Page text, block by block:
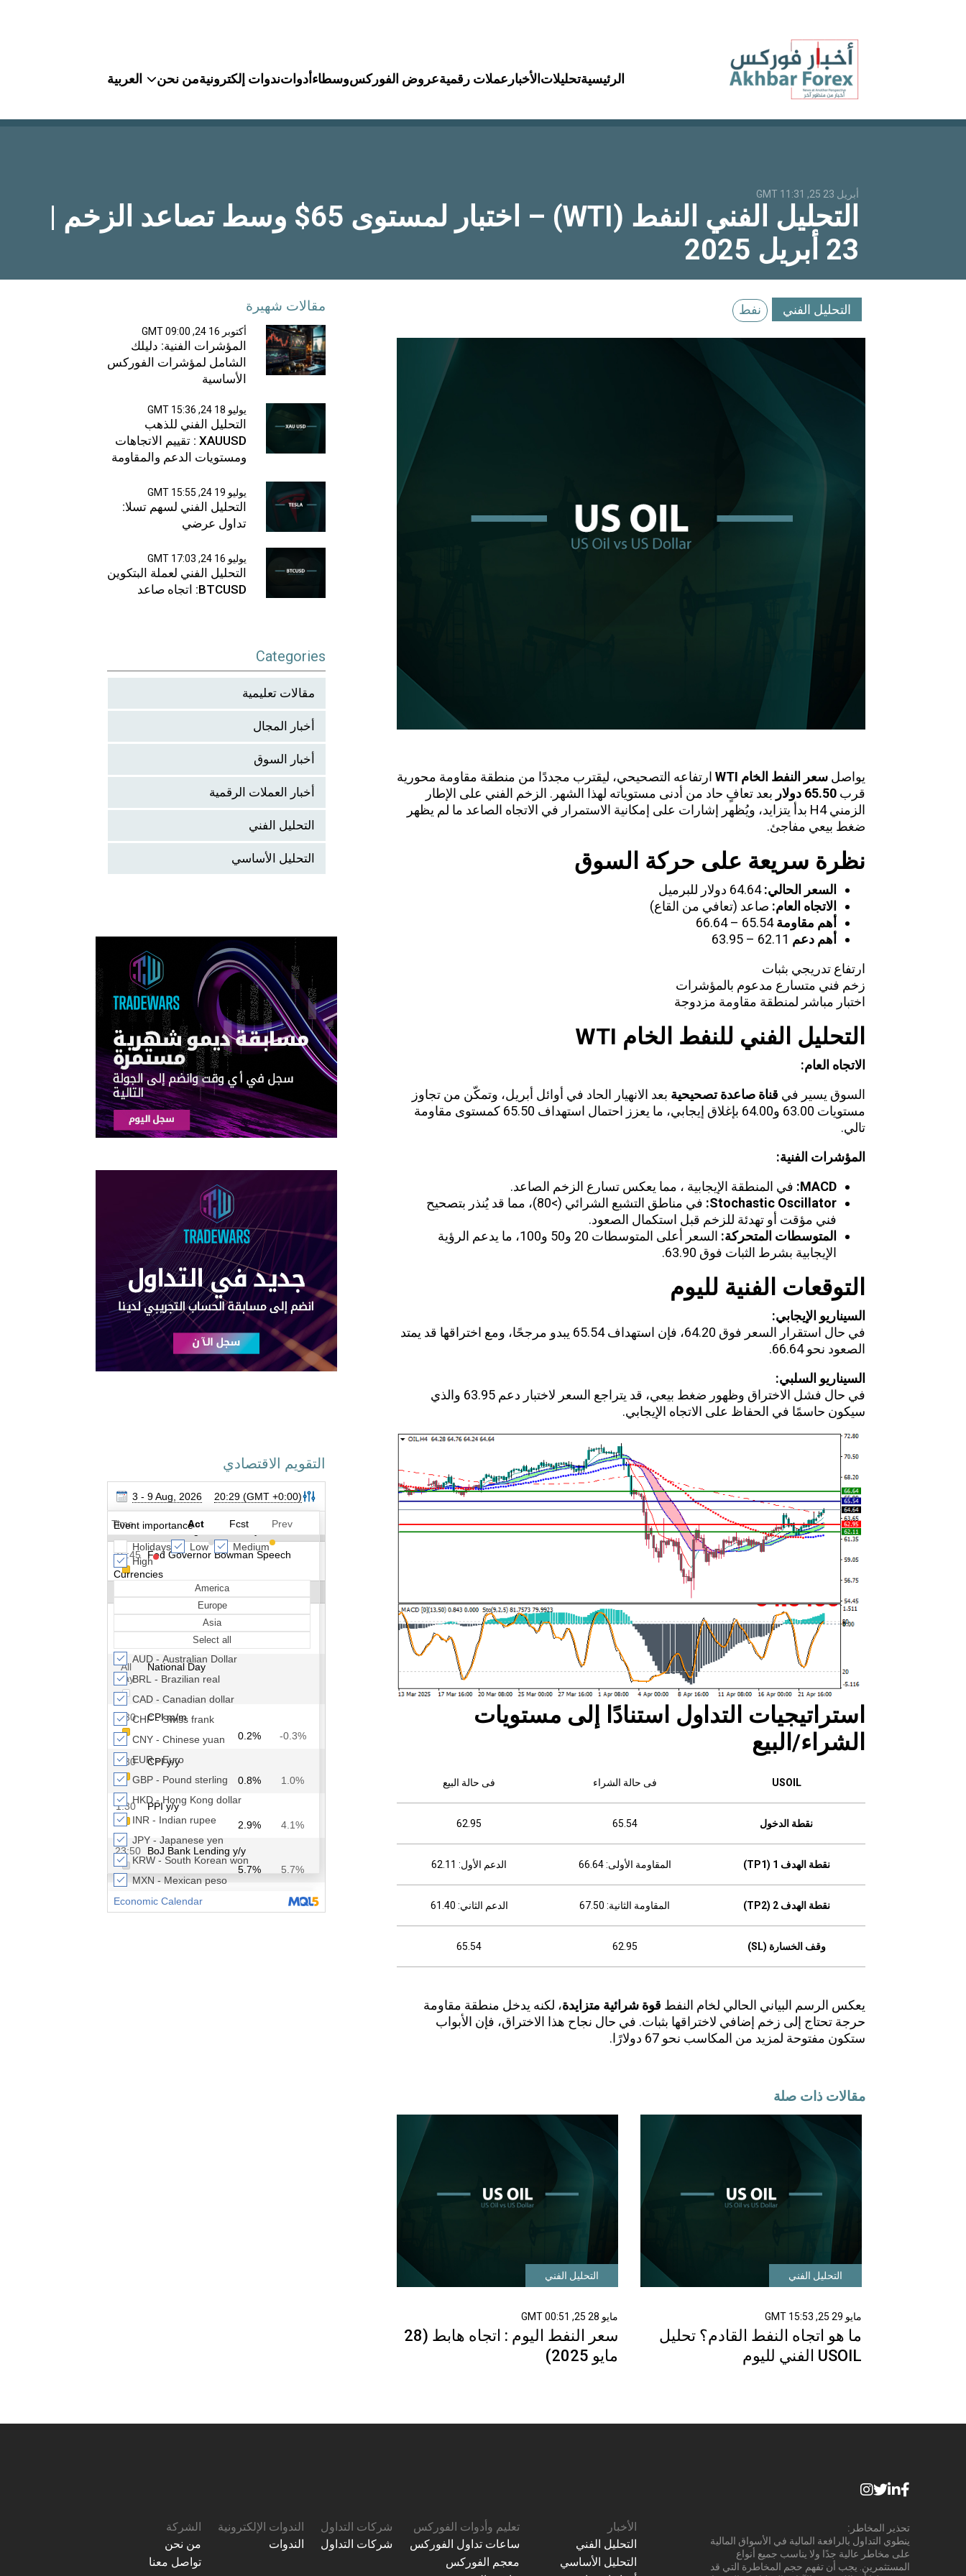
الرئيسيةتحليلات الأخبار عملات رقميةعروض الفوركسوسطاءأدواتندوات إلكترونيةمن نحن العربية
أبريل 23 25, 11:31 GMT
التحليل الفني النفط (WTI) – اختبار لمستوى 65$ وسط تصاعد الزخم |
23 أبريل 2025
التحليل الفني نفط
يواصلسعر النفط الخام
ارتفاعه التصحيحي، ليقترب مجددًا من منطقة مقاومة محورية
قرب65.50 دولار بعد تعافٍ حاد من أدنى مستوياته لهذا الشهر. الزخم الفني على الإطار
الزمني H4 بدأ يتزايد، ويُظهر إشارات على إمكانية الاستمرار في الاتجاه الصاعد ما لم يظهر
ضغط بيعي مفاجئ.
نظرة سريعة على حركة السوق
السعر الحالي:64.64 دولار للبرميل
الاتجاه العام: صاعد (تعافي من القاع)
أهم مقاومة65.54 – 66.64
أهم دعم
ارتفاع تدريجي بثبات
زخم فني متسارع مدعوم بالمؤشرات
اختبار مباشر لمنطقة مقاومة مزدوجة
التحليل الفني للنفط الخام
الاتجاه العام:
السوق يسير في قناةصاعدةتصحيحية بعد الانهيار الحاد في أوائل أبريل، وتمكّن من تجاوز
مستويات 63.00 و64.00 بإغلاق إيجابي، ما يعزز احتمال استهداف 65.50 كمستوى مقاومة
تالي.
المؤشرات الفنية:
MACD: في المنطقة الإيجابية ، مما يعكس تسارع الزخم الصاعد.
Stochastic Oscillator:
في مناطق التشبع الشرائي (>80)، مما قد يُنذر بتصحيح
فني مؤقت أو تهدئة للزخم قبل استكمال الصعود.
المتوسطات المتحركة:
السعر أعلى المتوسطات 20 و50 و100، ما يدعم الرؤية
الإيجابية بشرط الثبات فوق 63.90.
التوقعات الفنية لليوم
السيناريو الإيجابي:
في حال استقرار السعر فوق 64.20، فإن استهداف 65.54 يبدو مرجحًا، ومع اختراقها قد يمتد
الصعود نحو 66.64.
السيناريو السلبي:
في حال فشل الاختراق وظهور ضغط بيعي، قد يتراجع السعر لاختبار دعم 63.95 والذي
سيكون حاسمًا في الحفاظ على الاتجاه الإيجابي.
استراتيجيات التداول استنادًا إلى مستويات
الشراء/البيع
USOIL فى حالة الشراء فى حالة البيع
نقطة الدخول 65.54
62.95
نقطة الهدف 1 (TP1) المقاومة الأولى: 66.64 الدعم الأول: 62.11
نقطة الهدف 2 (TP2) المقاومة الثانية: 67.50 الدعم الثاني: 61.40
وقف الخسارة (SL) 62.95
65.54
يعكس الرسم البياني الحالي لخام النفط قوة شرائية متزايدة، لكنه يدخل منطقة مقاومة
حرجة تحتاج إلى زخم إضافي لاختراقها بثبات. في حال نجاح هذا الاختراق، فإن الأبواب
ستكون مفتوحة لمزيد من المكاسب نحو 67 دولارًا.
مقالات ذات صلة
التحليل الفني
مايو 29 25, 15:53 GMT
ما هو اتجاه النفط القادم؟ تحليل
USOIL الفني لليوم
التحليل الفني
مايو 28 25, 00:51 GMT
سعر النفط اليوم : اتجاه هابط (28
مايو 2025)
مقالات شهيرة
أكتوبر 16 24, 09:00 GMT
المؤشرات الفنية: دليلك
الشامل لمؤشرات الفوركس
الأساسية
يوليو 18 24, 15:36 GMT
التحليل الفني للذهب
XAUUSD : تقييم الاتجاهات
ومستويات الدعم والمقاومة
يوليو 19 24, 15:55 GMT
التحليل الفني لسهم تسلا:
تداول عرضي
يوليو 16 24, 17:03 GMT
التحليل الفني لعملة البتكوين
BTCUSD: اتجاه صاعد
Categories
مقالات تعليمية
أخبار المجال
أخبار السوق
أخبار العملات الرقمية
التحليل الفني
التحليل الأساسي
التقويم الاقتصادي
تحذير المخاطر:
ينطوي التداول بالرافعة المالية في الأسواق المالية
على مخاطر عالية جدًا ولا يناسب جميع أنواع
المستثمرين. يجب أن تفهم حجم المخاطرة التي قد
الأخبار
التحليل الفني
التحليل الأساسي
تعليم وأدوات الفوركس
ساعات تداول الفوركس
معجم الفوركس
شركات التداول
شركات التداول
الندوات الإلكترونية
الندوات
الشركة
من نحن
تواصل معنا